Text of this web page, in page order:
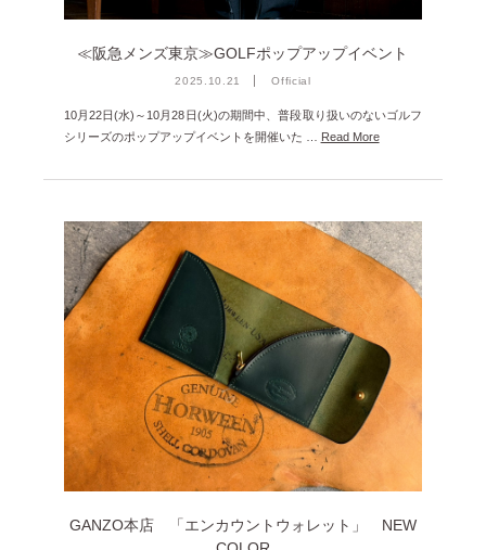
2023年6月 [5]
2023年5月 [4]
2023年3月 [2]
2022年11月 [2]
2022年10月 [1]
2022年9月 [1]
2022年8月 [1]
2022年5月 [1]
2022年4月 [3]
2022年3月 [3]
2020年8月 [1]
≪阪急メンズ東京≫GOLFポップアップイベント
2025.10.21 Official
10月22日(水)～10月28日(火)の期間中、普段取り扱いのないゴルフ
シリーズのポップアップイベントを開催いた …
Read More
GANZO本店 「エンカウントウォレット」 NEW